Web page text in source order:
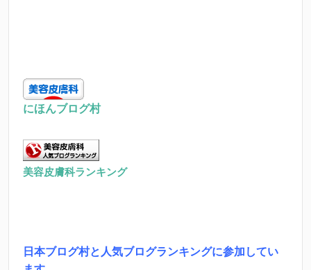
にほんブログ村
美容皮膚科ランキング
日本ブログ村と人気ブログランキングに参加してい